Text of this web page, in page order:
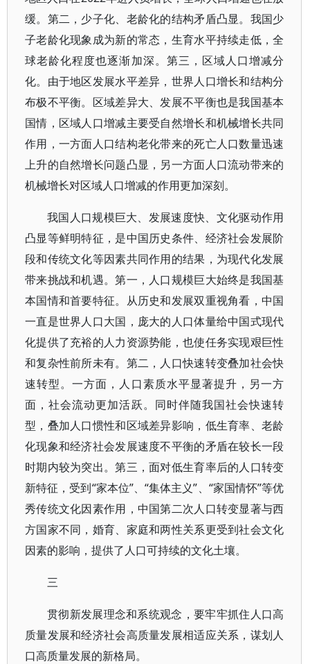
缓。第二，少子化、老龄化的结构矛盾凸显。我国少
子老龄化现象成为新的常态，生育水平持续走低，全
球老龄化程度也逐渐加深。第三，区域人口增减分
化。由于地区发展水平差异，世界人口增长和结构分
布极不平衡。区域差异大、发展不平衡也是我国基本
国情，区域人口增减主要受自然增长和机械增长共同
作用，一方面人口结构老化带来的死亡人口数量迅速
上升的自然增长问题凸显，另一方面人口流动带来的
机械增长对区域人口增减的作用更加深刻。
我国人口规模巨大、发展速度快、文化驱动作用
凸显等鲜明特征，是中国历史条件、经济社会发展阶
段和传统文化等因素共同作用的结果，为现代化发展
带来挑战和机遇。第一，人口规模巨大始终是我国基
本国情和首要特征。从历史和发展双重视角看，中国
一直是世界人口大国，庞大的人口体量给中国式现代
化提供了充裕的人力资源势能，也使任务实现艰巨性
和复杂性前所未有。第二，人口快速转变叠加社会快
速转型。一方面，人口素质水平显著提升，另一方
面，社会流动更加活跃。同时伴随我国社会快速转
型，叠加人口惯性和区域差异影响，低生育率、老龄
化现象和经济社会发展速度不平衡的矛盾在较长一段
时期内较为突出。第三，面对低生育率后的人口转变
新特征，受到“家本位”、“集体主义”、“家国情怀”等优
秀传统文化因素作用，中国第二次人口转变显著与西
方国家不同，婚育、家庭和两性关系更受到社会文化
因素的影响，提供了人口可持续的文化土壤。
三
贯彻新发展理念和系统观念，要牢牢抓住人口高
质量发展和经济社会高质量发展相适应关系，谋划人
口高质量发展的新格局。